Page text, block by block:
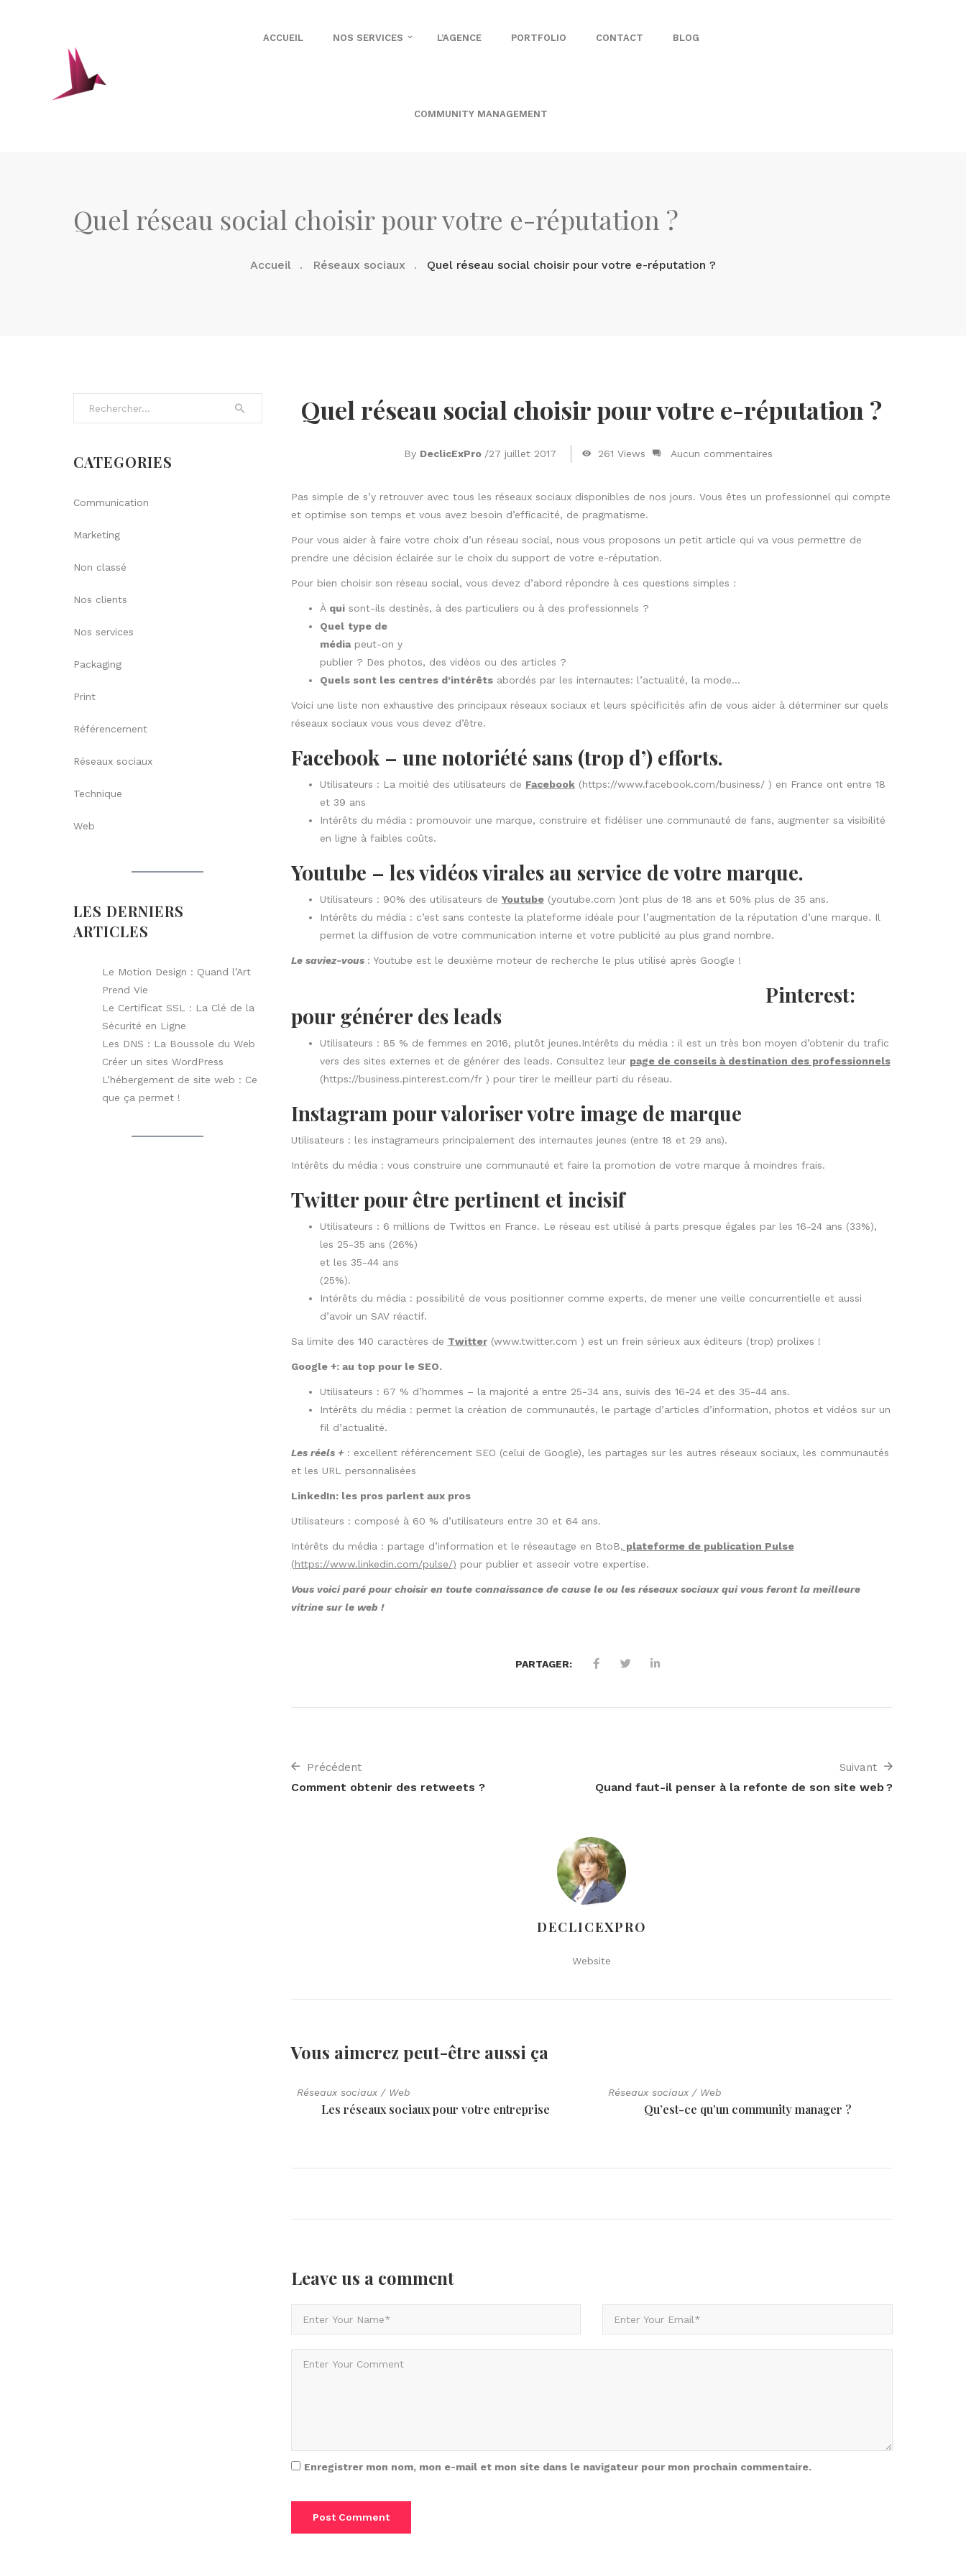
ACCUEIL NOS SERVICES L’AGENCE PORTFOLIO CONTACT BLOG
COMMUNITY MANAGEMENT
Quel réseau social choisir pour votre e-réputation ?
Accueil Réseaux sociaux Quel réseau social choisir pour votre e-réputation ?
Quel réseau social choisir pour votre e-réputation ?
By DeclicExPro /27 juillet 2017 261 Views Aucun commentaires
Pas simple de s’y retrouver avec tous les réseaux sociaux disponibles de nos jours. Vous êtes un professionnel qui compte
et optimise son temps et vous avez besoin d’efficacité, de pragmatisme.
Pour vous aider à faire votre choix d’un réseau social, nous vous proposons un petit article qui va vous permettre de
prendre une décision éclairée sur le choix du support de votre e-réputation.
Pour bien choisir son réseau social, vous devez d’abord répondre à ces questions simples :
À quisont-ils destinés, à des particuliers ou à des professionnels ?
Quel type de
médiapeut-on y
publier ? Des photos, des vidéos ou des articles ?
Quels sont les centres d’intérêtsabordés par les internautes: l’actualité, la mode…
Voici une liste non exhaustive des principaux réseaux sociaux et leurs spécificités afin de vous aider à déterminer sur quels
réseaux sociaux vous vous devez d’être.
Facebook – une notoriété sans (trop d’) efforts.
Utilisateurs : La moitié des utilisateurs de Facebook(https://www.facebook.com/business/) en France ont entre 18
et 39 ans
Intérêts du média : promouvoir une marque, construire et fidéliser une communauté de fans, augmenter sa visibilité
en ligne à faibles coûts.
Youtube – les vidéos virales au service de votre marque.
Utilisateurs : 90% des utilisateurs de Youtube(youtube.com )ont plus de 18 ans et 50% plus de 35 ans.
Intérêts du média : c’est sans conteste la plateforme idéale pour l’augmentation de la réputation d’une marque. Il
permet la diffusion de votre communication interne et votre publicité au plus grand nombre.
Le saviez-vous : Youtube est le deuxième moteur de recherche le plus utilisé après Google !
Pinterest:
pour générer des leads
Utilisateurs : 85 % de femmes en 2016, plutôt jeunes.Intérêts du média : il est un très bon moyen d’obtenir du trafic
vers des sites externes et de générer des leads. Consultez leur page de conseils à destination des professionnels
(https://business.pinterest.com/fr) pour tirer le meilleur parti du réseau.
Instagram pour valoriser votre image de marque
Utilisateurs : les instagrameurs principalement des internautes jeunes (entre 18 et 29 ans).
Intérêts du média : vous construire une communauté et faire la promotion de votre marque à moindres frais.
Twitter pour être pertinent et incisif
Utilisateurs : 6 millions de Twittos en France. Le réseau est utilisé à parts presque égales par les 16-24 ans (33%),
les 25-35 ans (26%)
et les 35-44 ans
(25%).
Intérêts du média : possibilité de vous positionner comme experts, de mener une veille concurrentielle et aussi
d’avoir un SAV réactif.
Sa limite des 140 caractères de Twitter(www.twitter.com ) est un frein sérieux aux éditeurs (trop) prolixes !
Google +: au top pour le SEO.
Utilisateurs : 67 % d’hommes – la majorité a entre 25-34 ans, suivis des 16-24 et des 35-44 ans.
Intérêts du média : permet la création de communautés, le partage d’articles d’information, photos et vidéos sur un
fil d’actualité.
Les réels +: excellent référencement SEO (celui de Google), les partages sur les autres réseaux sociaux, les communautés
et les URL personnalisées
LinkedIn: les pros parlent aux pros
Utilisateurs : composé à 60 % d’utilisateurs entre 30 et 64 ans.
Intérêts du média : partage d’information et le réseautage en BtoB, plateforme de publication Pulse
(https://www.linkedin.com/pulse/) pour publier et asseoir votre expertise.
Vous voici paré pour choisir en toute connaissance de cause le ou les réseaux sociaux qui vous feront la meilleure
vitrine sur le web !
PARTAGER:
Précédent
Comment obtenir des retweets ?
Suivant
Quand faut-il penser à la refonte de son site web ?
DECLICEXPRO
Website
Vous aimerez peut-être aussi ça
Réseaux sociaux/ Web
Les réseaux sociaux pour votre entreprise
Réseaux sociaux / Web
Qu’est-ce qu’un community manager ?
Leave us a comment
Enregistrer mon nom, mon e-mail et mon site dans le navigateur pour mon prochain commentaire.
CATEGORIES
Communication
Marketing
Non classé
Nos clients
Nos services
Packaging
Print
Référencement
Réseaux sociaux
Technique
Web
LES DERNIERS
ARTICLES
Le Motion Design : Quand l’Art
Prend Vie
Le Certificat SSL : La Clé de la
Sécurité en Ligne
Les DNS : La Boussole du Web
Créer un sites WordPress
L’hébergement de site web : Ce
que ça permet !